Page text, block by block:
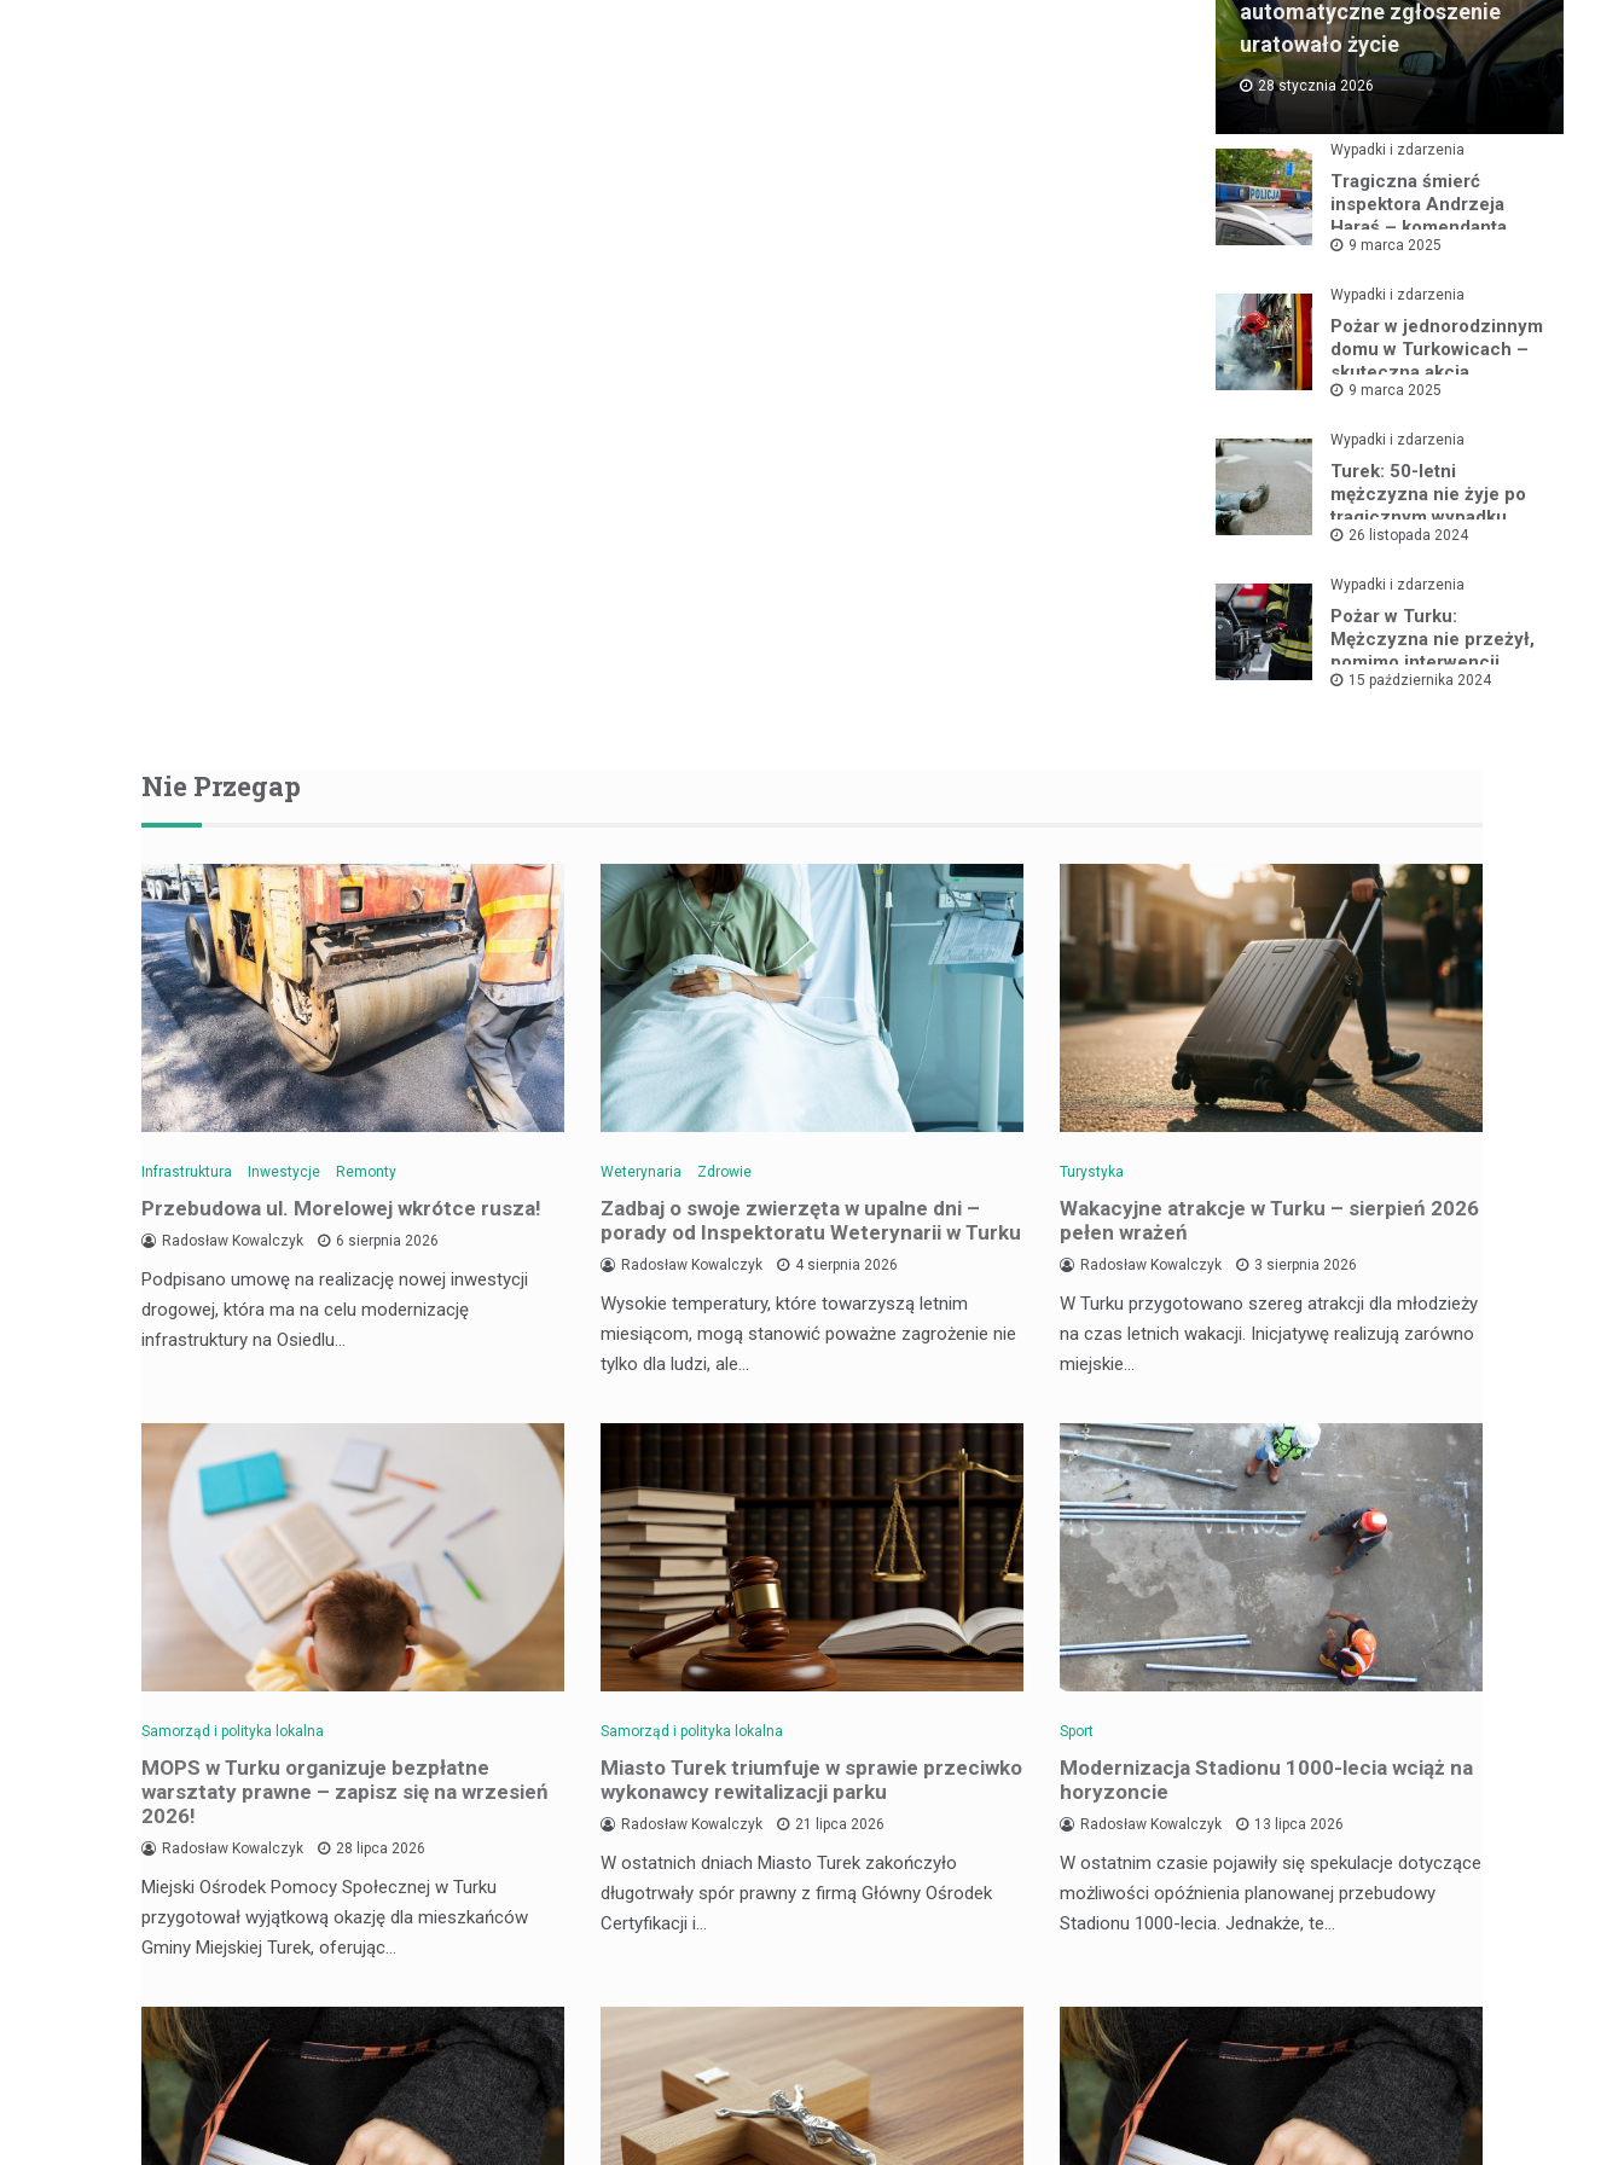
automatyczne zgłoszenie
uratowało życie
28 stycznia 2026
Wypadki i zdarzenia
Tragiczna śmierć
inspektora Andrzeja
Haraś – komendanta
policji w Turku po kolizji z
9 marca 2025
Wypadki i zdarzenia
Pożar w jednorodzinnym
domu w Turkowicach –
skuteczna akcja
strażaków uniemożliwiła
rozprzestrzenianie się
ognia
9 marca 2025
Wypadki i zdarzenia
Turek: 50-letni
mężczyzna nie żyje po
tragicznym wypadku
samochodowym
26 listopada 2024
Wypadki i zdarzenia
Pożar w Turku:
Mężczyzna nie przeżył,
pomimo interwencji
straży pożarnej
15 października 2024
Nie Przegap
Infrastruktura Inwestycje Remonty
Przebudowa ul. Morelowej wkrótce rusza!
Radosław Kowalczyk 6 sierpnia 2026
Podpisano umowę na realizację nowej inwestycji
drogowej, która ma na celu modernizację
infrastruktury na Osiedlu…
Weterynaria Zdrowie
Zadbaj o swoje zwierzęta w upalne dni –
porady od Inspektoratu Weterynarii w Turku
Radosław Kowalczyk 4 sierpnia 2026
Wysokie temperatury, które towarzyszą letnim
miesiącom, mogą stanowić poważne zagrożenie nie
tylko dla ludzi, ale…
Turystyka
Wakacyjne atrakcje w Turku – sierpień 2026
pełen wrażeń
Radosław Kowalczyk 3 sierpnia 2026
W Turku przygotowano szereg atrakcji dla młodzieży
na czas letnich wakacji. Inicjatywę realizują zarówno
miejskie…
Samorząd i polityka lokalna
MOPS w Turku organizuje bezpłatne
warsztaty prawne – zapisz się na wrzesień
2026!
Radosław Kowalczyk 28 lipca 2026
Miejski Ośrodek Pomocy Społecznej w Turku
przygotował wyjątkową okazję dla mieszkańców
Gminy Miejskiej Turek, oferując…
Samorząd i polityka lokalna
Miasto Turek triumfuje w sprawie przeciwko
wykonawcy rewitalizacji parku
Radosław Kowalczyk 21 lipca 2026
W ostatnich dniach Miasto Turek zakończyło
długotrwały spór prawny z firmą Główny Ośrodek
Certyfikacji i…
Sport
Modernizacja Stadionu 1000-lecia wciąż na
horyzoncie
Radosław Kowalczyk 13 lipca 2026
W ostatnim czasie pojawiły się spekulacje dotyczące
możliwości opóźnienia planowanej przebudowy
Stadionu 1000-lecia. Jednakże, te…